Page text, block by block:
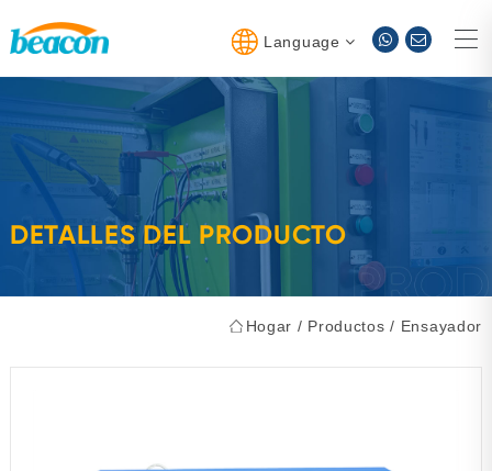
Language
DETALLES DEL PRODUCTO
Hogar / Productos / Ensayador